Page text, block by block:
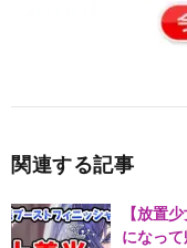
関連する記事
【放置
になっ